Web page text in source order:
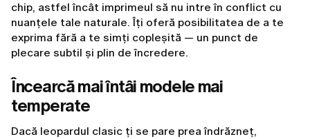
chip, astfel încât imprimeul să nu intre în conflict cu
nuanțele tale naturale. Îți oferă posibilitatea de a te
exprima fără a te simți copleșită — un punct de
plecare subtil și plin de încredere.
Încearcă mai întâi modele mai
temperate
Dacă leopardul clasic ți se pare prea îndrăzneț,